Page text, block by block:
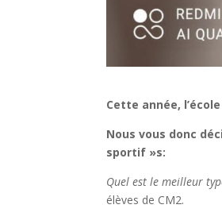
Cette année,
Nous vous donc
sportif »s:
Quel est le meilleur
élèves de CM2.